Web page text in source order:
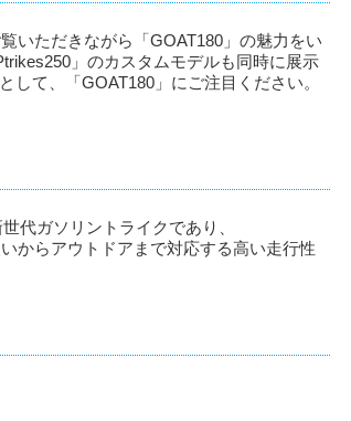
いただきながら「GOAT180」の魅力をい
」のカスタムモデルも同時に展示
て、「GOAT180」にご注目ください。
代ガソリントライクであり、
からアウトドアまで対応する高い走行性